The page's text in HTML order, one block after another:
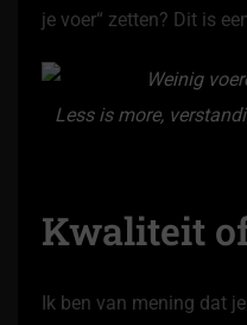
je voer“ zetten? Dit is
Less is more,
Kwaliteit
Ik ben van mening dat